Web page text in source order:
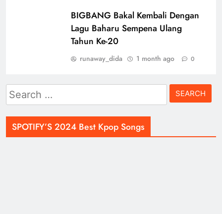
BIGBANG Bakal Kembali Dengan
Lagu Baharu Sempena Ulang
Tahun Ke-20
runaway_dida 1 month ago 0
Search
for:
SPOTIFY’S 2024 Best Kpop Songs